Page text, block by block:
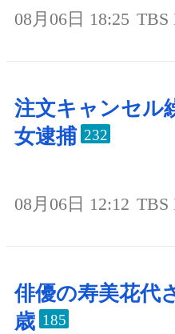
08月06日 18:25 TBS
注文キャンセル
女逮捕 232
08月06日 12:12 TBS
俳優の寿美花代
歳 185